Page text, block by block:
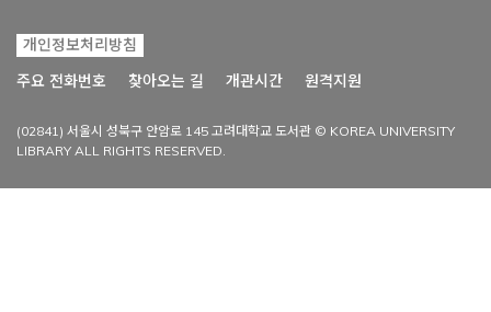
개인정보처리방침
주요 전화번호
찾아오는 길 개관시간 원격지원
(02841) 서울시 성북구 안암로 145 고려대학교 도서관 © KOREA UNIVERSITY
LIBRARY ALL RIGHTS RESERVED.